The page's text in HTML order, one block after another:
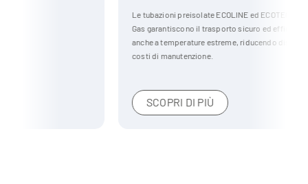
Le tubazioni preisolate ECOLINE ed ECOTECH per il settore Oil &
Gas garantiscono il trasporto sicuro ed efficiente di liquidi e gas,
anche a temperature estreme, riducendo dispersioni termiche e
costi di manutenzione.
SCOPRI DI PIÙ